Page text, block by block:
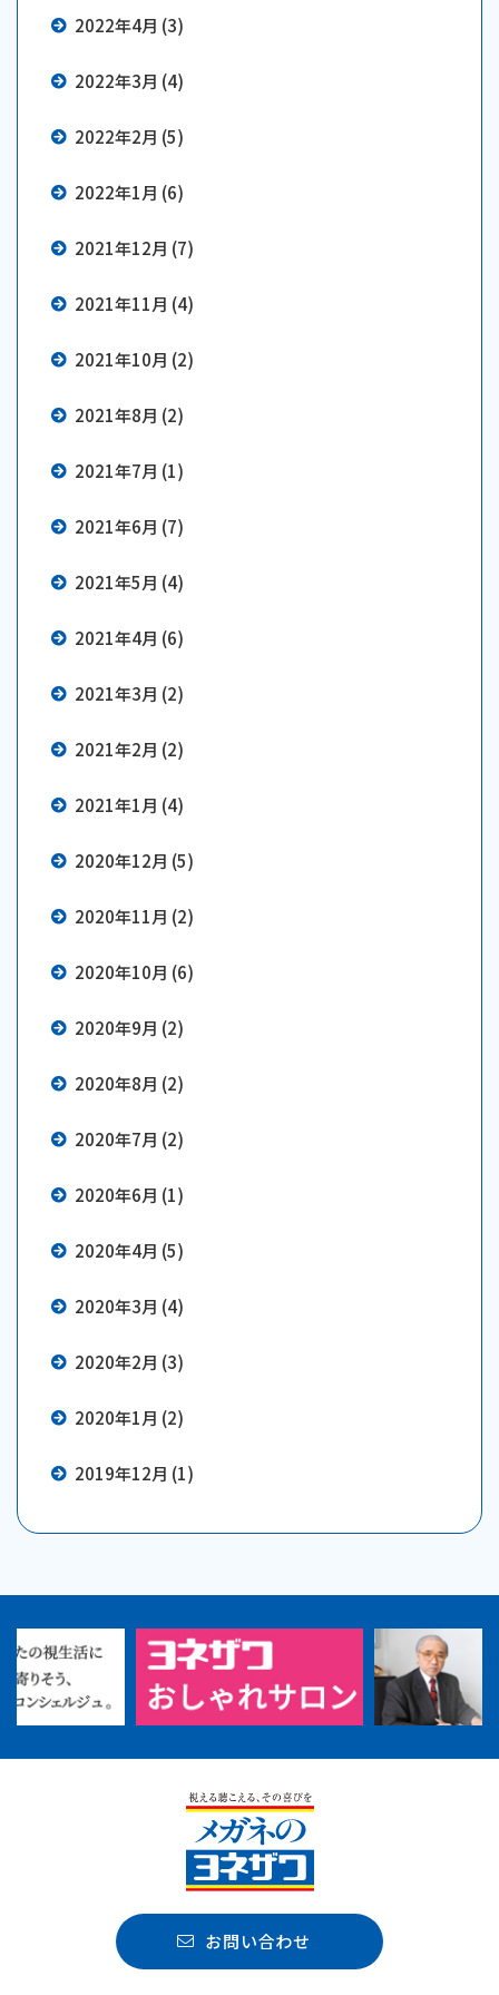
2022年4月 (3)
2022年3月 (4)
2022年2月 (5)
2022年1月 (6)
2021年12月 (7)
2021年11月 (4)
2021年10月 (2)
2021年8月 (2)
2021年7月 (1)
2021年6月 (7)
2021年5月 (4)
2021年4月 (6)
2021年3月 (2)
2021年2月 (2)
2021年1月 (4)
2020年12月 (5)
2020年11月 (2)
2020年10月 (6)
2020年9月 (2)
2020年8月 (2)
2020年7月 (2)
2020年6月 (1)
2020年4月 (5)
2020年3月 (4)
2020年2月 (3)
2020年1月 (2)
2019年12月 (1)
お問い合わせ